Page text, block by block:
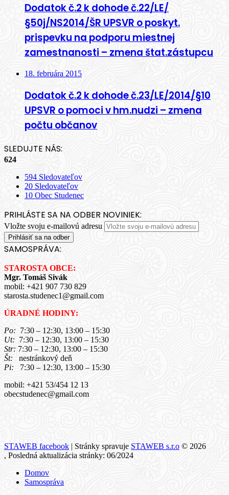
Dodatok č.2 k dohode č.22/LE/
§50j/NS2014/ŠR UPSVR o poskyt.
prispevku na podporu miestnej
zamestnanosti – zmena štat.zástupcu
18. februára 2015
Dodatok č.2 k dohode č.23/LE/2014/§10
UPSVR o pomoci v hm.nudzi – zmena
počtu občanov
SLEDUJTE NÁS:
624
594 Sledovateľov
20 Sledovateľov
10 Obec Studenec
PRIHLÁSTE SA NA ODBER NOVINIEK:
Vložte svoju e-mailovú adresu
SAMOSPRÁVA:
STAROSTA OBCE:
Mgr. Tomáš Sivák
mobil: +421 907 730 829
starosta.studenec1@gmail.com
ÚRADNÉ HODINY:
Po: 7:30 – 12:30, 13:00 – 15:30
Ut: 7:30 – 12:30, 13:00 – 15:30
Str: 7:30 – 12:30, 13:00 – 15:30
Št: nestránkový deň
Pi: 7:30 – 12:30, 13:00 – 15:30
mobil: +421 53/454 12 13
obecstudenec@gmail.com
STAWEB facebook | Stránky spravuje STAWEB s.r.o © 2026
, Posledná aktualizácia stránky: 06/2024
Domov
Samospráva